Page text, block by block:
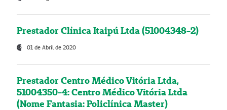
Prestador Clínica Itaipú Ltda (51004348-2)
01 de Abril de 2020
Prestador Centro Médico Vitória Ltda,
51004350-4: Centro Médico Vitória Ltda
(Nome Fantasia: Policlínica Master)